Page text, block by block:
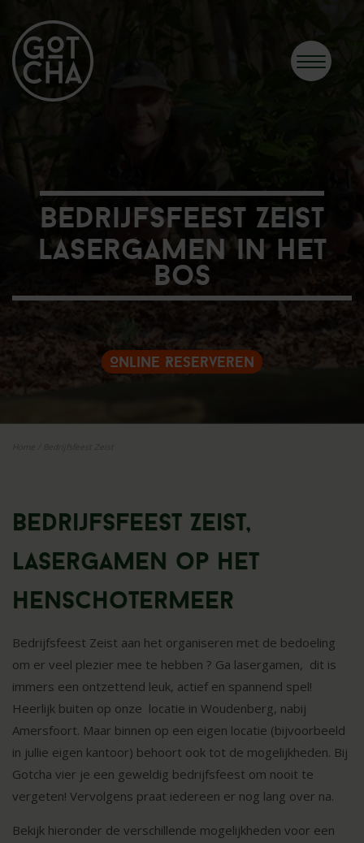
Bedrijfsfeest Zeist
Lasergamen in het
bos
Online Reserveren
Bedrijfsfeest Zeist,
lasergamen op het
Henschotermeer
Bedrijfsfeest Zeist aan het organiseren met de bedoeling
om er veel plezier mee te hebben ? Ga lasergamen, dit is
immers een ontzettend leuk, actief en spannend spel!
Heerlijk buiten op onze locatie in Woudenberg, nabij
Amersfoort. Maar binnen op een eigen locatie (bijvoorbeeld
in jullie eigen kantoor) behoort ook tot de mogelijkheden. Bij
Gotcha vier je een geweldig bedrijfsfeest om nooit te
vergeten! Vervolgens praat iedereen er nog lang over na.
Bekijk hieronder de verschillende mogelijkheden voor een